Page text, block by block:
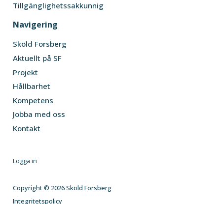
Tillgänglighetssakkunnig
Navigering
Sköld Forsberg
Aktuellt på SF
Projekt
Hållbarhet
Kompetens
Jobba med oss
Kontakt
Copyright © 2026 Sköld Forsberg
Integritetspolicy
Logga in